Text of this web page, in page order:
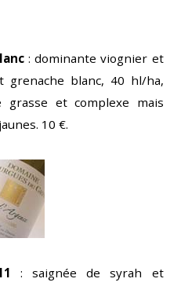
: dominante viognier et
grenache blanc, 40 hl/ha,
grasse et complexe mais
10 €.
: saignée de syrah et